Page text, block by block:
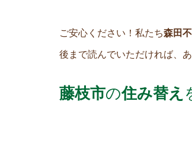
ご安心ください！私たち森田
後まで読んでいただければ、
藤枝市の住み替え